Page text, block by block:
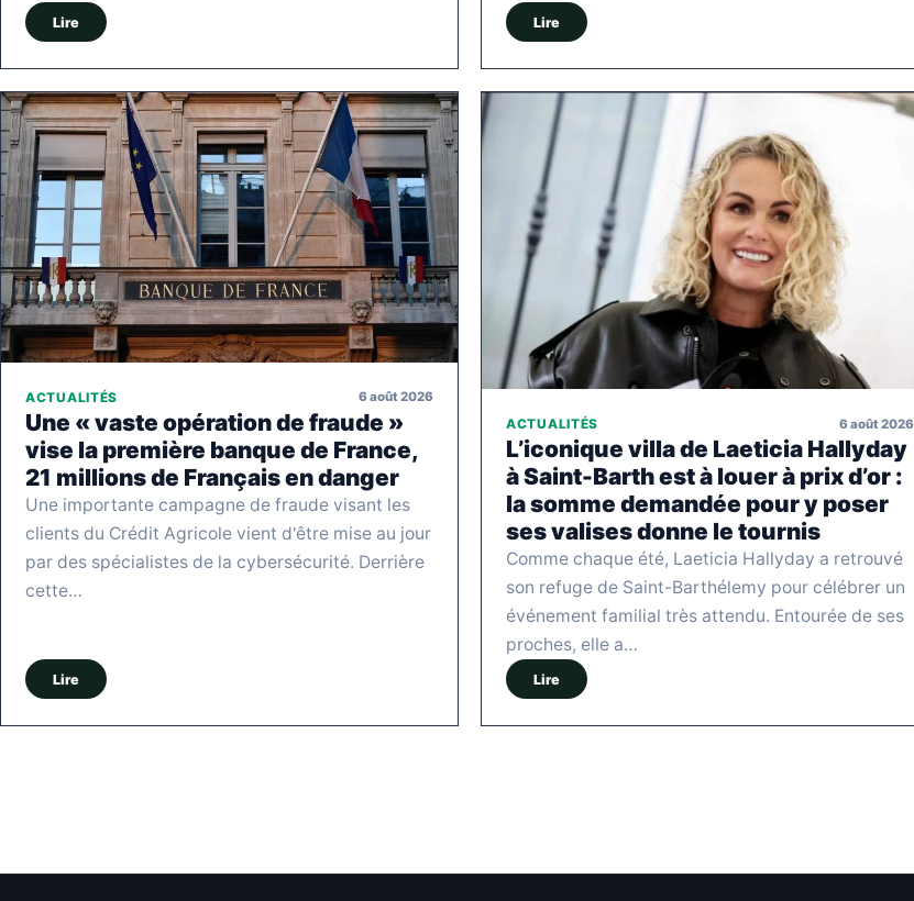
Lire Lire
ACTUALITÉS 6 août 2026
Une « vaste opération de fraude »
vise la première banque de France,
21 millions de Français en danger
Une importante campagne de fraude visant les
clients du Crédit Agricole vient d'être mise au jour
par des spécialistes de la cybersécurité. Derrière
cette…
Lire
ACTUALITÉS 6 août 2026
L’iconique villa de Laeticia Hallyday
à Saint-Barth est à louer à prix d’or :
la somme demandée pour y poser
ses valises donne le tournis
Comme chaque été, Laeticia Hallyday a retrouvé
son refuge de Saint-Barthélemy pour célébrer un
événement familial très attendu. Entourée de ses
proches, elle a…
Lire